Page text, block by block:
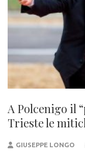
A Polcenigo il
Trieste le
GIUSEPPE LONGO